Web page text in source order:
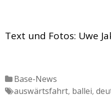
Text und Fotos: Uwe
Katgeorien
Base-News
Tags
auswärtsfahrt, ballei,